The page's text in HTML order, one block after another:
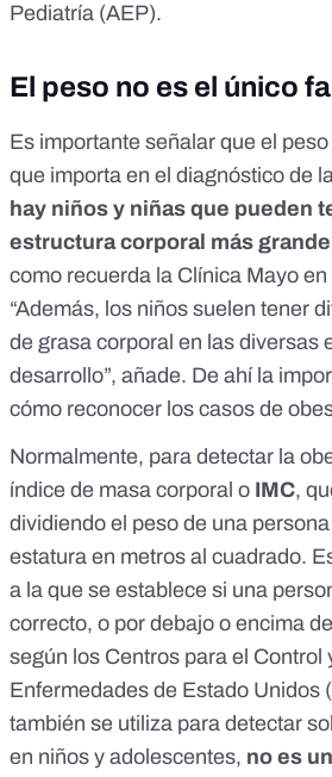
Pediatría (AEP).
El peso no es el único
Es importante señalar que el
que importa en el diagnóstico de
hay niños y niñas que pueden
estructura corporal más
como recuerda la Clínica Mayo
“Además, los niños suelen tener
de grasa corporal en las diversas
desarrollo”, añade. De ahí la
cómo reconocer los casos de
Normalmente, para detectar la
índice de masa corporal o IMC,
dividiendo el peso de una
estatura en metros al cuadrado.
a la que se establece si una
correcto, o por debajo o encima
según los Centros para el Control
Enfermedades de Estado Unidos
también se utiliza para detectar
en niños y adolescentes, no es